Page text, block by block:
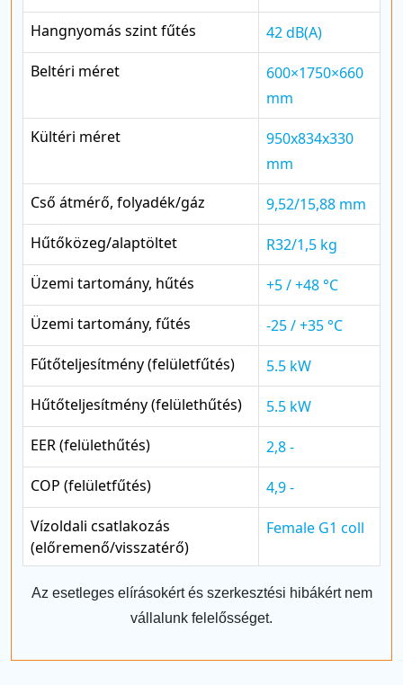
Hangnyomás szint fűtés
42 dB(A)
Beltéri méret
600×1750×660
mm
Kültéri méret
950x834x330
mm
Cső átmérő, folyadék/gáz
9,52/15,88 mm
Hűtőközeg/alaptöltet
R32/1,5 kg
Üzemi tartomány, hűtés
+5 / +48 °C
Üzemi tartomány, fűtés
-25 / +35 °C
Fűtőteljesítmény (felületfűtés)
5.5 kW
Hűtőteljesítmény (felülethűtés)
5.5 kW
EER (felülethűtés)
2,8 -
COP (felületfűtés)
4,9 -
Vízoldali csatlakozás
(előremenő/visszatérő)
Female G1 coll
Az esetleges elírásokért és szerkesztési hibákért nem
vállalunk felelősséget.